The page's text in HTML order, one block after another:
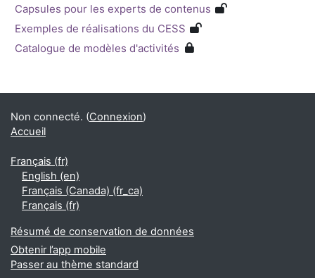
Capsules pour les experts de contenus
Exemples de réalisations du CESS
Catalogue de modèles d'activités
Blocs supplémentaires
Non connecté. (Connexion)
Accueil
Français ‎(fr)‎
English ‎(en)‎
Français (Canada) ‎(fr_ca)‎
Français ‎(fr)‎
Résumé de conservation de données
Obtenir l’app mobile
Passer au thème standard